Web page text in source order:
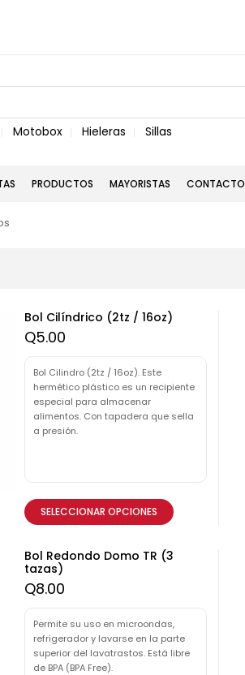
Motobox Hieleras Sillas
PRODUCTOS MAYORISTAS CONTACTO
Bol Cilíndrico (2tz / 16oz)
Q5.00
Bol Cilindro (2tz / 16oz). Este
hermético plástico es un recipiente
especial para almacenar
alimentos. Con tapadera que sella
a presión.
SELECCIONAR OPCIONES
Bol Redondo Domo TR (3
tazas)
Q8.00
Permite su uso en microondas,
refrigerador y lavarse en la parte
superior del lavatrastos. Está libre
de BPA (BPA Free).